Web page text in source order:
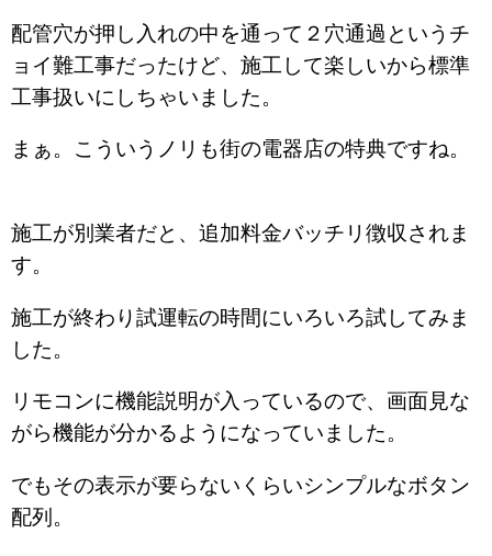
配管穴が押し入れの中を通って２穴通過というチ
ョイ難工事だったけど、施工して楽しいから標準
工事扱いにしちゃいました。
まぁ。こういうノリも街の電器店の特典ですね。
施工が別業者だと、追加料金バッチリ徴収されま
す。
施工が終わり試運転の時間にいろいろ試してみま
した。
リモコンに機能説明が入っているので、画面見な
がら機能が分かるようになっていました。
でもその表示が要らないくらいシンプルなボタン
配列。